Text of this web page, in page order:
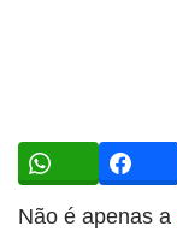
Não é apenas a